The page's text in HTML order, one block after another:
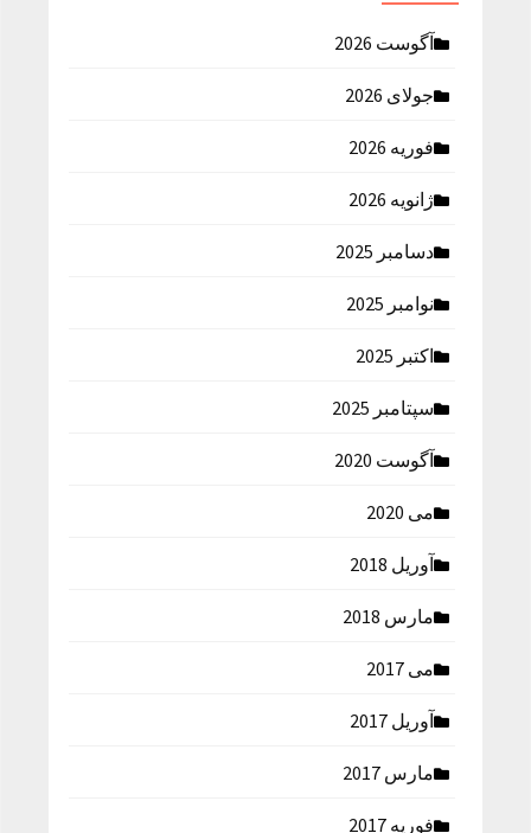
آگوست 2026
جولای 2026
فوریه 2026
ژانویه 2026
دسامبر 2025
نوامبر 2025
اکتبر 2025
سپتامبر 2025
آگوست 2020
می 2020
آوریل 2018
مارس 2018
می 2017
آوریل 2017
مارس 2017
فوریه 2017